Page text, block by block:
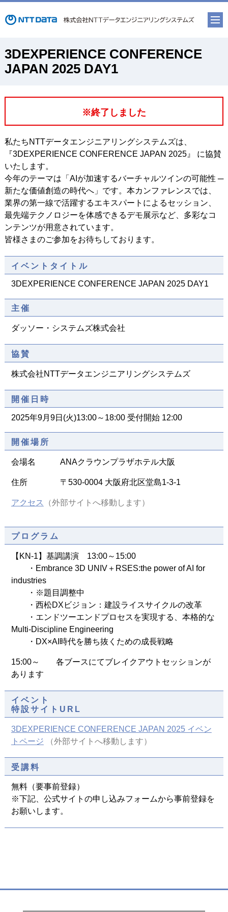
3DEXPERIENCE CONFERENCE
JAPAN 2025 DAY1
※終了しました
私たちNTTデータエンジニアリングシステムズは、
『3DEXPERIENCE CONFERENCE JAPAN 2025』 に協賛
いたします。
今年のテーマは「AIが加速するバーチャルツインの可能性 ─
新たな価値創造の時代へ」です。本カンファレンスでは、
業界の第一線で活躍するエキスパートによるセッション、
最先端テクノロジーを体感できるデモ展示など、多彩なコ
ンテンツが用意されています。
皆様さまのご参加をお待ちしております。
イベントタイトル
3DEXPERIENCE CONFERENCE JAPAN 2025 DAY1
主催
ダッソー・システムズ株式会社
協賛
株式会社NTTデータエンジニアリングシステムズ
開催日時
2025年9月9日(火)13:00～18:00 受付開始 12:00
開催場所
会場名 ANAクラウンプラザホテル大阪
住所 〒530-0004 大阪府北区堂島1-3-1
アクセス （外部サイトへ移動します）
プログラム
【KN-1】基調講演 13:00～15:00
・Embrance 3D UNIV＋RSES:the power of AI for
industries
・※題目調整中
・西松DXビジョン：建設ライスサイクルの改革
・エンドツーエンドプロセスを実現する、本格的な
Multi-Discipline Engineering
・DX×AI時代を勝ち抜くための成長戦略
15:00～ 各ブースにてブレイクアウトセッションが
あります
イベント
特設サイトURL
3DEXPERIENCE CONFERENCE JAPAN 2025 イベン
トページ
（外部サイトへ移動します）
受講料
無料（要事前登録）
※下記、公式サイトの申し込みフォームから事前登録を
お願いします。